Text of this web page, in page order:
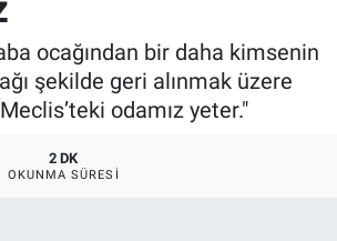
ocağından bir daha kimsenin
şekilde geri alınmak üzere
odamız yeter."
2 DK
OKUNMA SÜRESI